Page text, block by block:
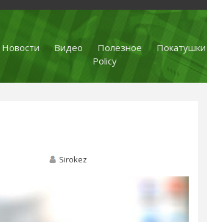
Новости Видео Полезное Покатушки
Policy
Sirokez